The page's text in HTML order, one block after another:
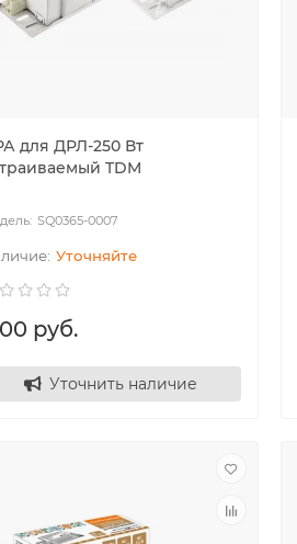
для ДРЛ-250 Вт
TDM
SQ0365-0007
Уточняйте
руб.
Уточнить наличие